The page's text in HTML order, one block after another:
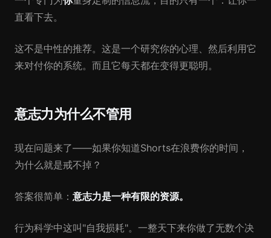
直看下去。
这不是中性的推荐。这是一个研究你的心理、然后利用它
来对付你的系统。而且它每天都在变得更聪明。
意志力为什么不管用
现在问题来了——如果你知道Shorts在浪费你的时间，
为什么就是戒不掉？
答案很简单： 意志力是一种有限的资源。
行为科学中这叫"自我损耗"。一整天下来你做了无数个决